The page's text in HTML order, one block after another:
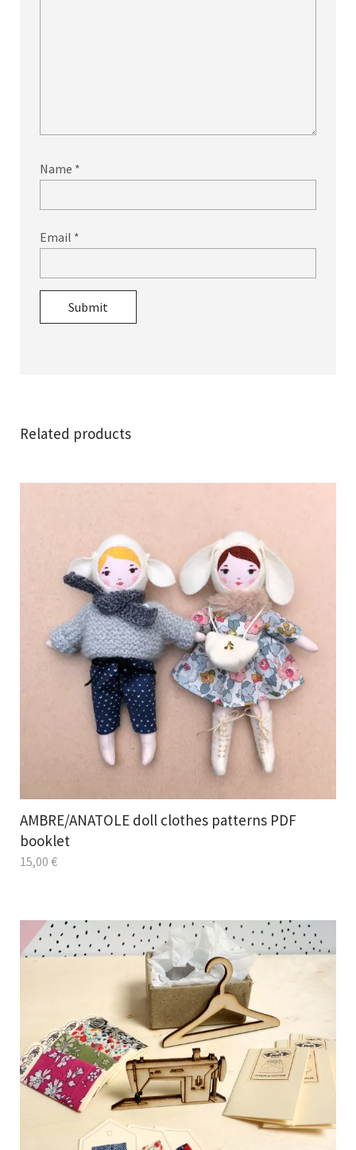
Name *
Email *
Related products
AMBRE/ANATOLE doll clothes patterns PDF
booklet
15,00 €